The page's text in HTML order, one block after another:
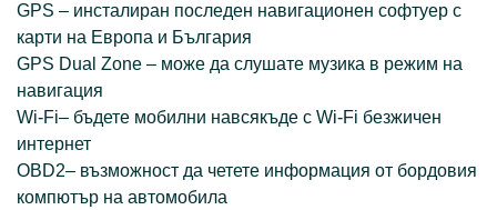
GPS – инсталиран последен навигационен софтуер с
карти на Европа и България
GPS Dual Zone – може да слушате музика в режим на
навигация
Wi-Fi– бъдете мобилни навсякъде с Wi-Fi безжичен
интернет
OBD2– възможност да четете информация от бордовия
компютър на автомобила